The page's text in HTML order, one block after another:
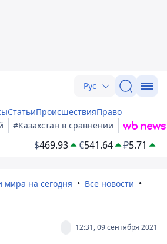
Рус
СтатьиПроисшествияПраво
#Казахстан в сравнении
$469.93 €541.64 ₽5.71
мира на сегодня
Все новости
12:31, 09 сентября 2021